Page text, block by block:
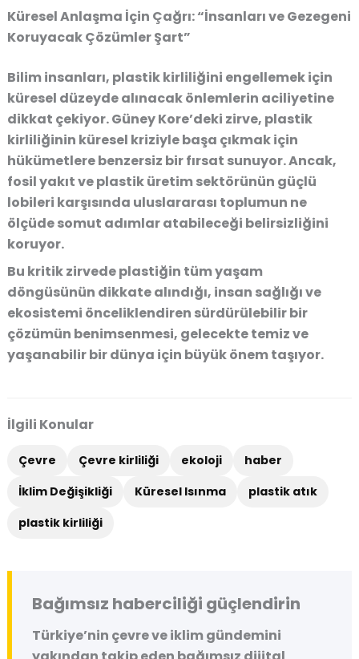
Küresel Anlaşma İçin Çağrı: “İnsanları ve Gezegeni
Koruyacak Çözümler Şart”
Bilim insanları, plastik kirliliğini engellemek için
küresel düzeyde alınacak önlemlerin aciliyetine
dikkat çekiyor. Güney Kore’deki zirve, plastik
kirliliğinin küresel kriziyle başa çıkmak için
hükümetlere benzersiz bir fırsat sunuyor. Ancak,
fosil yakıt ve plastik üretim sektörünün güçlü
lobileri karşısında uluslararası toplumun ne
ölçüde somut adımlar atabileceği belirsizliğini
koruyor.
Bu kritik zirvede plastiğin tüm yaşam
döngüsünün dikkate alındığı, insan sağlığı ve
ekosistemi önceliklendiren sürdürülebilir bir
çözümün benimsenmesi, gelecekte temiz ve
yaşanabilir bir dünya için büyük önem taşıyor.
İlgili Konular
Çevre Çevre kirliliği ekoloji
haber
İklim Değişikliği
Küresel Isınma
plastik atık
plastik kirliliği
Bağımsız haberciliği güçlendirin
Türkiye’nin çevre ve iklim gündemini